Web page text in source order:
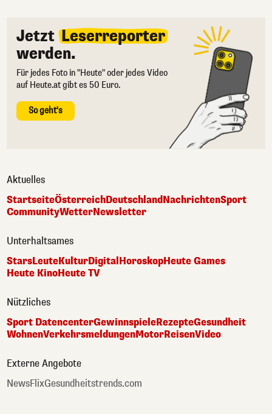
Jetzt Leserreporter
werden.
Für jedes Foto in "Heute" oder jedes Video
auf Heute.at gibt es 50 Euro.
So geht's
Aktuelles
StartseiteÖsterreichDeutschlandNachrichtenSport
CommunityWetterNewsletter
Unterhaltsames
StarsLeuteKulturDigital HoroskopHeute Games
Heute KinoHeute TV
Nützliches
Sport DatencenterGewinnspieleRezepteGesundheit
WohnenVerkehrsmeldungenMotorReisenVideo
Externe Angebote
NewsFlixGesundheitstrends.com